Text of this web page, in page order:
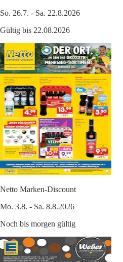
So. 26.7. - Sa. 22.8.2026
Gültig bis 22.08.2026
Netto Marken-Discount
Mo. 3.8. - Sa. 8.8.2026
Noch bis morgen gültig